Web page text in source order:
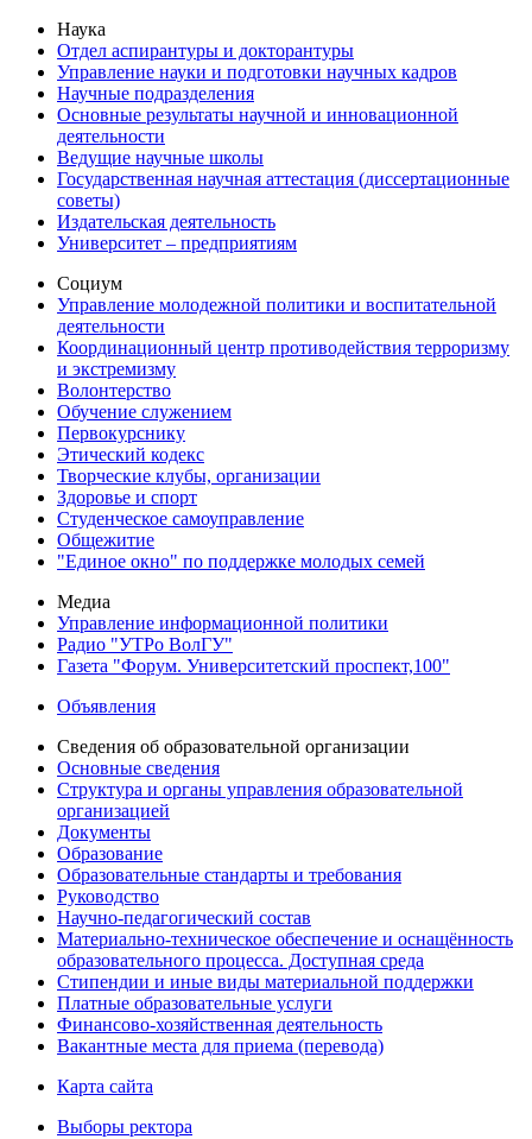
Наука
Отдел аспирантуры и докторантуры
Управление науки и подготовки научных кадров
Научные подразделения
Основные результаты научной и инновационной
деятельности
Ведущие научные школы
Государственная научная аттестация (диссертационные
советы)
Издательская деятельность
Университет – предприятиям
Социум
Управление молодежной политики и воспитательной
деятельности
Координационный центр противодействия терроризму
и экстремизму
Волонтерство
Обучение служением
Первокурснику
Этический кодекс
Творческие клубы, организации
Здоровье и спорт
Студенческое самоуправление
Общежитие
"Единое окно" по поддержке молодых семей
Медиа
Управление информационной политики
Радио "УТРо ВолГУ"
Газета "Форум. Университетский проспект,100"
Объявления
Сведения об образовательной организации
Основные сведения
Структура и органы управления образовательной
организацией
Документы
Образование
Образовательные стандарты и требования
Руководство
Научно-педагогический состав
Материально-техническое обеспечение и оснащённость
образовательного процесса. Доступная среда
Стипендии и иные виды материальной поддержки
Платные образовательные услуги
Финансово-хозяйственная деятельность
Вакантные места для приема (перевода)
Карта сайта
Выборы ректора